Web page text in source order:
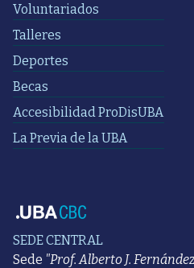
Voluntariados
Talleres
Deportes
Becas
Accesibilidad ProDisUBA
La Previa de la UBA
SEDE CENTRAL
Sede "Prof. Alberto J.